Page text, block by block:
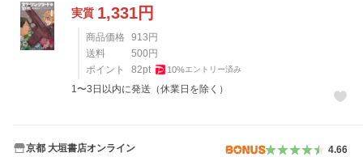
実質 1,331円
商品価格 913 円
送料
500 円
ポイント
82pt 10%エントリー済み
1〜3日以内に発送（休業日を除く）
京都 大垣書店オンライン 4.66